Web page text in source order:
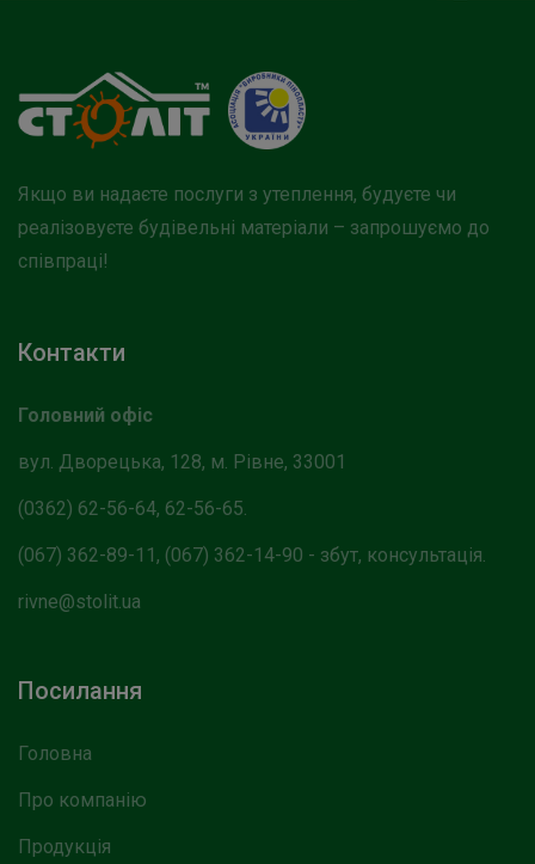
Якщо ви надаєте послуги з утеплення, будуєте чи
реалізовуєте будівельні матеріали – запрошуємо до
співпраці!
Контакти
Головний офіс
вул. Дворецька, 128, м. Рівне, 33001
(0362) 62-56-64, 62-56-65.
(067) 362-89-11, (067) 362-14-90 - збут, консультація.
rivne@stolit.ua
Посилання
Головна
Про компанію
Продукція